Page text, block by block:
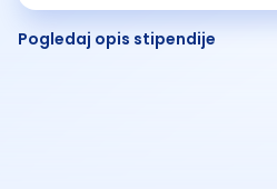
Pogledaj opis stipendije